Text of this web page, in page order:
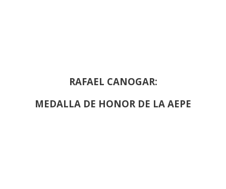
RAFAEL CANOGAR:
MEDALLA DE HONOR DE LA AEPE